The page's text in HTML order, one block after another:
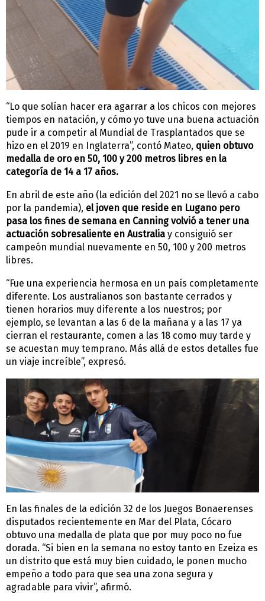
“Lo que solían hacer era agarrar a los chicos con mejores
tiempos en natación, y cómo yo tuve una buena actuación
pude ir a competir al Mundial de Trasplantados que se
hizo en el 2019 en Inglaterra”, contó Mateo, quien obtuvo
medalla de oro en 50, 100 y 200 metros libres en la
categoría de 14 a 17 años.
En abril de este año (la edición del 2021 no se llevó a cabo
por la pandemia), el joven que reside en Lugano pero
pasa los fines de semana en Canning volvió a tener una
actuación sobresaliente en Australia y consiguió ser
campeón mundial nuevamente en 50, 100 y 200 metros
libres.
“Fue una experiencia hermosa en un país completamente
diferente. Los australianos son bastante cerrados y
tienen horarios muy diferente a los nuestros; por
ejemplo, se levantan a las 6 de la mañana y a las 17 ya
cierran el restaurante, comen a las 18 como muy tarde y
se acuestan muy temprano. Más allá de estos detalles fue
un viaje increíble”, expresó.
En las finales de la edición 32 de los Juegos Bonaerenses
disputados recientemente en Mar del Plata, Cócaro
obtuvo una medalla de plata que por muy poco no fue
dorada. “Si bien en la semana no estoy tanto en Ezeiza es
un distrito que está muy bien cuidado, le ponen mucho
empeño a todo para que sea una zona segura y
agradable para vivir”, afirmó.